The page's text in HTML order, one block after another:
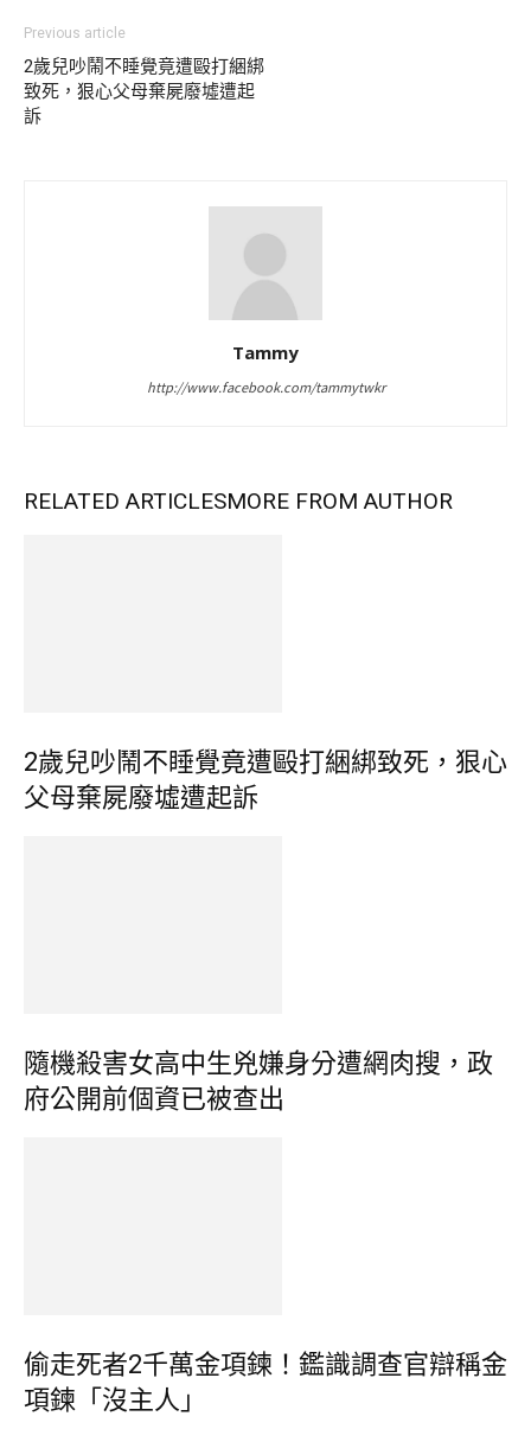
Previous article
2歲兒吵鬧不睡覺竟遭毆打綑綁
致死，狠心父母棄屍廢墟遭起
訴
Tammy
http://www.facebook.com/tammytwkr
RELATED ARTICLESMORE FROM AUTHOR
2歲兒吵鬧不睡覺竟遭毆打綑綁致死，狠心
父母棄屍廢墟遭起訴
隨機殺害女高中生兇嫌身分遭網肉搜，政
府公開前個資已被查出
偷走死者2千萬金項鍊！鑑識調查官辯稱金
項鍊「沒主人」